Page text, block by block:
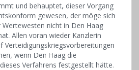
und behauptet, dieser Vorgang
gewesen, der möge sich
nicht in Den Haag
Allen voran wieder Kanzlerin
Verteidigungskriegsvorbereitungen
wenn Den Haag die
Verfahrens festgestellt hätte.